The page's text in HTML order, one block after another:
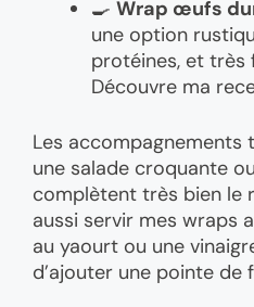
🍳 Wrap œufs
une option
protéines, et très
Découvre ma
Les
une salade croquante
complètent très bien le
aussi servir mes wraps
au yaourt ou une
d’ajouter une pointe de